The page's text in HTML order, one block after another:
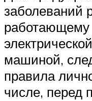
заболеваний
работающему
машиной,
правила
числе, перед